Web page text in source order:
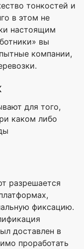
тонкостей и
в этом не
настоящим
вы
компании,
для того,
каком либо
разрешается
фиксацию.
доставлен в
проработать